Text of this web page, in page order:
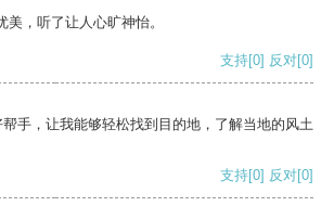
，听了让人心旷神怡。
支持[0] 反对[0]
手，让我能够轻松找到目的地，了解当地的风土
支持[0] 反对[0]